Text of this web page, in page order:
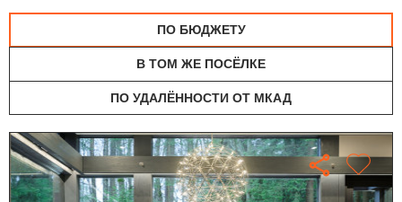
ПО БЮДЖЕТУ
В ТОМ ЖЕ ПОСЁЛКЕ
ПО УДАЛЁННОСТИ ОТ МКАД